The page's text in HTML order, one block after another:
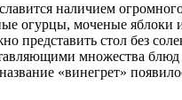
наличием
огурцы, моченые яблоки
представить стол без
множества блюд
«винегрет»